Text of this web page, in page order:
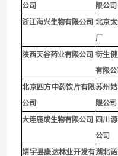
公司
限公司
浙江海兴生物有限公司 北京
厂
陕西天谷药业有限公司 衍生健
有限公
北京四方中药饮片有限
公司
苏州
限公司
大连鹿成生物有限公司 四川
公司
靖宇县康达林业开发有湖北